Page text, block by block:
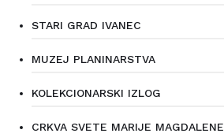
STARI GRAD IVANEC
MUZEJ PLANINARSTVA
KOLEKCIONARSKI IZLOG
CRKVA SVETE MARIJE MAGDALENE